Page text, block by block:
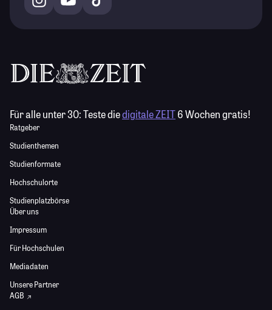
Für alle unter 30:Teste diedigitale ZEIT6 Wochen gratis!
Ratgeber
Studienthemen
Studienformate
Hochschulorte
Studienplatzbörse
Über uns
Impressum
Für Hochschulen
Mediadaten
Unsere Partner
AGB